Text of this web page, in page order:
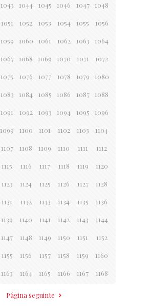
1043 1044 1045 1046 1047 1048
1051 1052 1053 1054 1055 1056
1059 1060 1061 1062 1063 1064
1067 1068 1069 1070 1071 1072
1075 1076 1077 1078 1079 1080
1083 1084 1085 1086 1087 1088
1091 1092 1093 1094 1095 1096
1099 1100 1101 1102 1103 1104
1107 1108 1109 1110 1111 1112
1115 1116 1117 1118 1119 1120
1123 1124 1125 1126 1127 1128
1131 1132 1133 1134 1135 1136
1139 1140 1141 1142 1143 1144
1147 1148 1149 1150 1151 1152
1155 1156 1157 1158 1159 1160
1163 1164 1165 1166 1167 1168
Página seguinte